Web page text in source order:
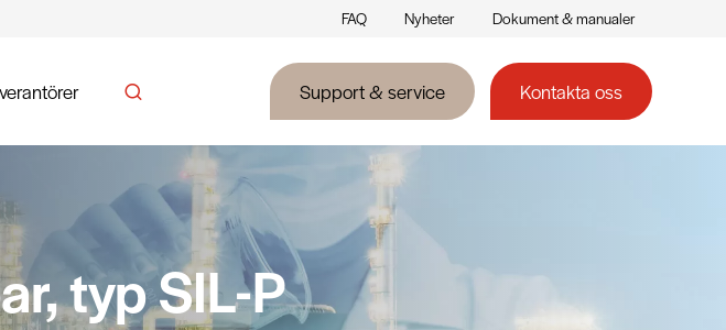
FAQ Nyheter Dokument & manualer
Support & service Kontakta oss
typ SIL-P